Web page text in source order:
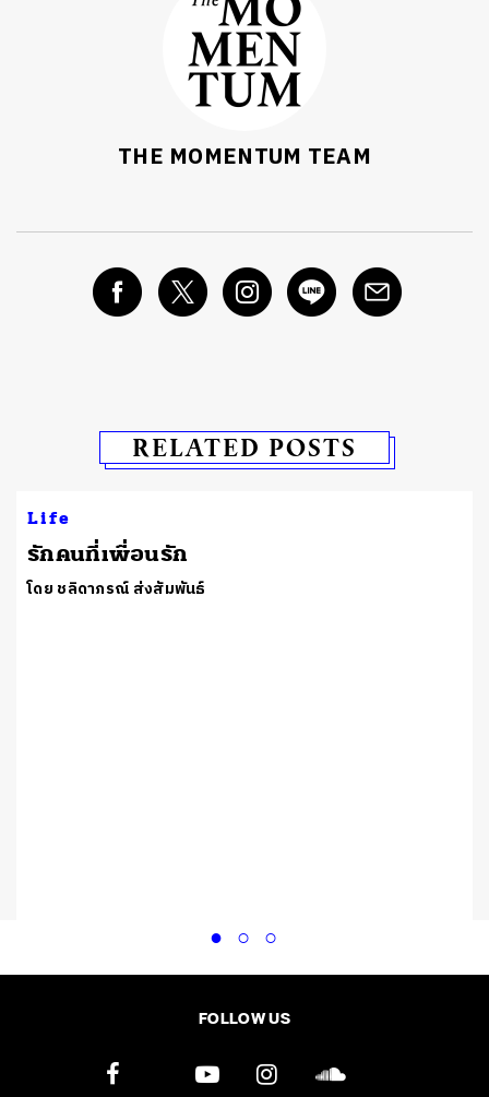
THE MOMENTUM TEAM
RELATED POSTS
Life
รักคนที่เพื่อนรัก
โดย ชลิดาภรณ์ ส่งสัมพันธ์
FOLLOW US